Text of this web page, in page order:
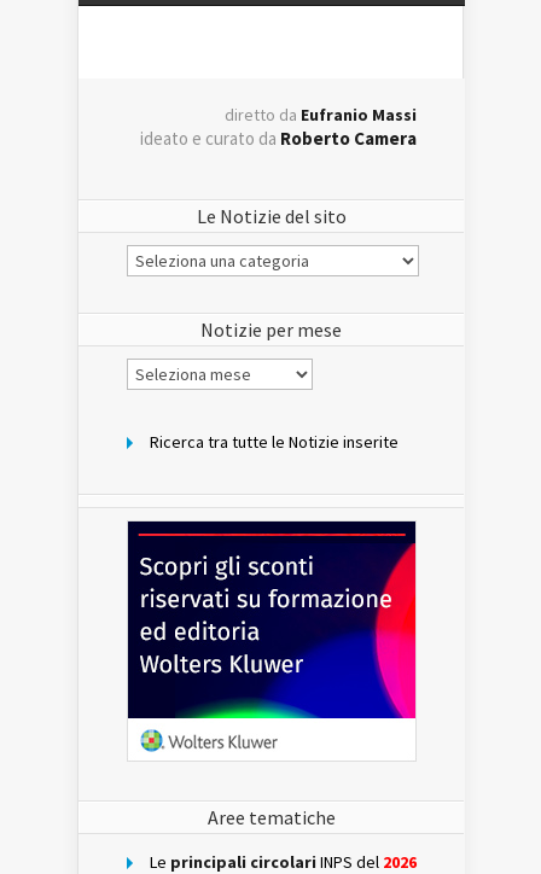
diretto da Eufranio Massi
ideato e curato da Roberto Camera
Le Notizie del sito
Le
Notizie
Notizie per mese
Notizie
per
Ricerca tra tutte le Notizie inserite
Aree tematiche
Le principali circolari INPS del 2026